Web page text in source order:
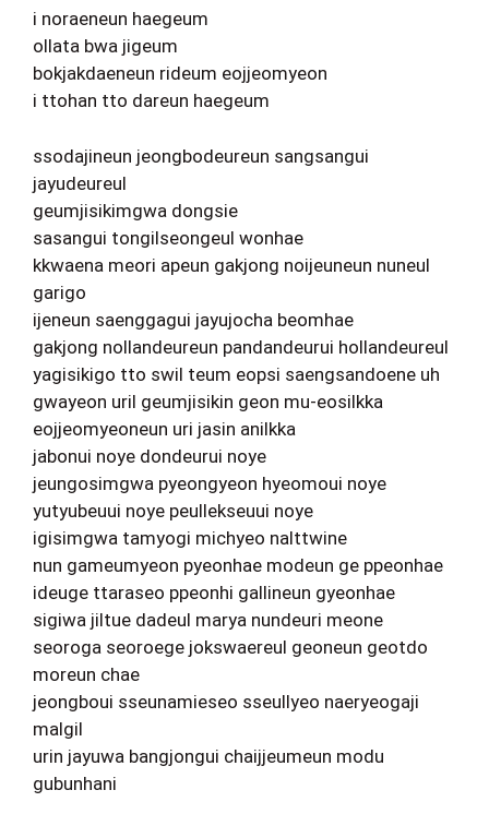
i noraeneun haegeum
ollata bwa jigeum
bokjakdaeneun rideum eojjeomyeon
i ttohan tto dareun haegeum
ssodajineun jeongbodeureun sangsangui
jayudeureul
geumjisikimgwa dongsie
sasangui tongilseongeul wonhae
kkwaena meori apeun gakjong noijeuneun nuneul
garigo
ijeneun saenggagui jayujocha beomhae
gakjong nollandeureun pandandeurui hollandeureul
yagisikigo tto swil teum eopsi saengsandoene uh
gwayeon uril geumjisikin geon mu-eosilkka
eojjeomyeoneun uri jasin anilkka
jabonui noye dondeurui noye
jeungosimgwa pyeongyeon hyeomoui noye
yutyubeuui noye peullekseuui noye
igisimgwa tamyogi michyeo nalttwine
nun gameumyeon pyeonhae modeun ge ppeonhae
ideuge ttaraseo ppeonhi gallineun gyeonhae
sigiwa jiltue dadeul marya nundeuri meone
seoroga seoroege jokswaereul geoneun geotdo
moreun chae
jeongboui sseunamieseo sseullyeo naeryeogaji
malgil
urin jayuwa bangjongui chaijjeumeun modu
gubunhani